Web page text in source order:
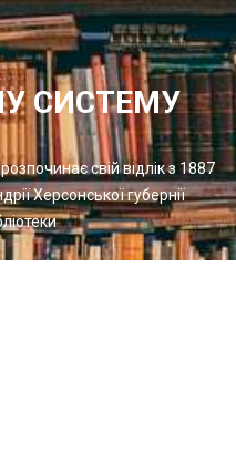
СИСТЕМУ
розпочинає свій відлік з 1887
Херсонської губернії